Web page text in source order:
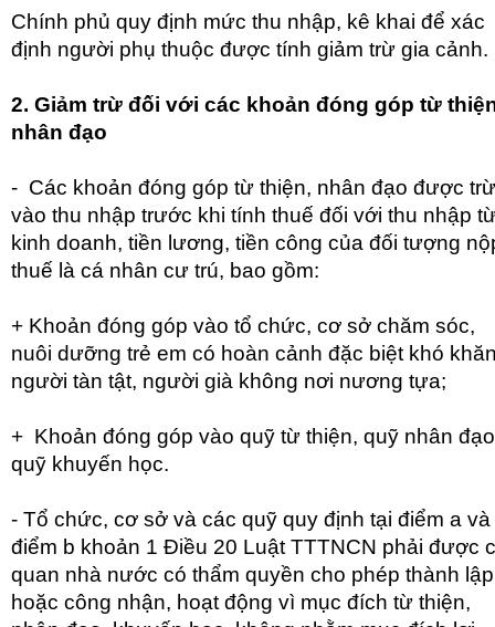
Chính phủ quy định mức thu nhập, kê khai để xác
định người phụ thuộc được tính giảm trừ gia cảnh.
2. Giảm trừ đối với các khoản đóng góp từ
nhân đạo
- Các khoản đóng góp từ thiện, nhân đạo được trừ
vào thu nhập trước khi tính thuế đối với thu nhập
kinh doanh, tiền lương, tiền công của đối tượng
thuế là cá nhân cư trú, bao gồm:
+ Khoản đóng góp vào tổ chức, cơ sở chăm sóc,
nuôi dưỡng trẻ em có hoàn cảnh đặc biệt khó
người tàn tật, người già không nơi nương tựa;
+ Khoản đóng góp vào quỹ từ thiện, quỹ nhân
quỹ khuyến học.
- Tổ chức, cơ sở và các quỹ quy định tại điểm a và
điểm b khoản 1 Điều 20 Luật TTTNCN phải được
quan nhà nước có thẩm quyền cho phép thành lập
hoặc công nhận, hoạt động vì mục đích từ thiện,